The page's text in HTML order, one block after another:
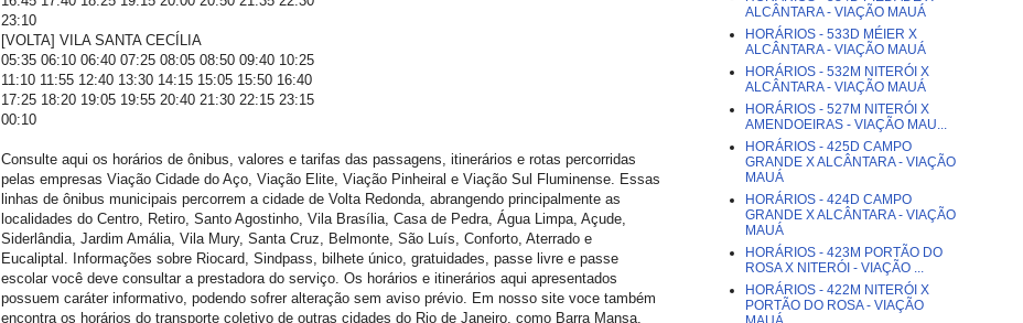
23:10
[VOLTA] VILA SANTA CECÍLIA
05:35 06:10 06:40 07:25 08:05 08:50 09:40 10:25
11:10 11:55 12:40 13:30 14:15 15:05 15:50 16:40
17:25 18:20 19:05 19:55 20:40 21:30 22:15 23:15
00:10
Consulte aqui os horários de ônibus, valores e tarifas das passagens, itinerários e rotas percorridas
pelas empresas Viação Cidade do Aço, Viação Elite, Viação Pinheiral e Viação Sul Fluminense. Essas
linhas de ônibus municipais percorrem a cidade de Volta Redonda, abrangendo principalmente as
localidades do Centro, Retiro, Santo Agostinho, Vila Brasília, Casa de Pedra, Água Limpa, Açude,
Siderlândia, Jardim Amália, Vila Mury, Santa Cruz, Belmonte, São Luís, Conforto, Aterrado e
Eucaliptal. Informações sobre Riocard, Sindpass, bilhete único, gratuidades, passe livre e passe
escolar você deve consultar a prestadora do serviço. Os horários e itinerários aqui apresentados
possuem caráter informativo, podendo sofrer alteração sem aviso prévio. Em nosso site voce também
encontra os horários do transporte coletivo de outras cidades do Rio de Janeiro, como Barra Mansa,
ALCÂNTARA - VIAÇÃO MAUÁ
HORÁRIOS - 533D MÉIER X
ALCÂNTARA - VIAÇÃO MAUÁ
HORÁRIOS - 532M NITERÓI X
ALCÂNTARA - VIAÇÃO MAUÁ
HORÁRIOS - 527M NITERÓI X
AMENDOEIRAS - VIAÇÃO MAU...
HORÁRIOS - 425D CAMPO
GRANDE X ALCÂNTARA - VIAÇÃO
MAUÁ
HORÁRIOS - 424D CAMPO
GRANDE X ALCÂNTARA - VIAÇÃO
MAUÁ
HORÁRIOS - 423M PORTÃO DO
ROSA X NITERÓI - VIAÇÃO ...
HORÁRIOS - 422M NITERÓI X
PORTÃO DO ROSA - VIAÇÃO